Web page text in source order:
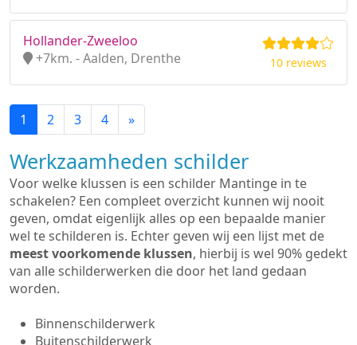
Hollander-Zweeloo
+7km. - Aalden, Drenthe
10 reviews
1 2 3 4 »
Werkzaamheden schilder
Voor welke klussen is een schilder Mantinge in te
schakelen? Een compleet overzicht kunnen wij nooit
geven, omdat eigenlijk alles op een bepaalde manier
wel te schilderen is. Echter geven wij een lijst met de
meest voorkomende klussen, hierbij is wel 90% gedekt
van alle schilderwerken die door het land gedaan
worden.
Binnenschilderwerk
Buitenschilderwerk